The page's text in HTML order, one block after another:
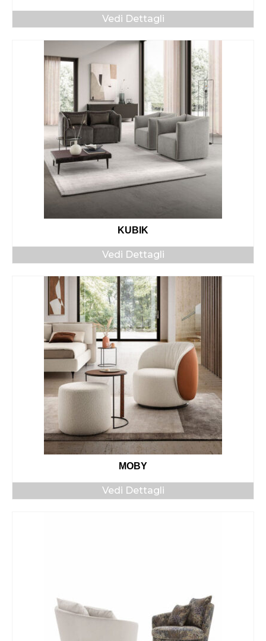
Vedi Dettagli
KUBIK
Vedi Dettagli
MOBY
Vedi Dettagli